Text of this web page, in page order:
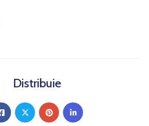
Distribuie